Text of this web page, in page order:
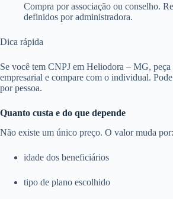
Compra por associação ou conselho.
definidos por administradora.
Dica rápida
Se você tem CNPJ em Heliodora – MG, peça
empresarial e compare com o individual.
por pessoa.
Quanto custa e do que depende
Não existe um único preço. O valor muda por:
idade dos beneficiários
tipo de plano escolhido